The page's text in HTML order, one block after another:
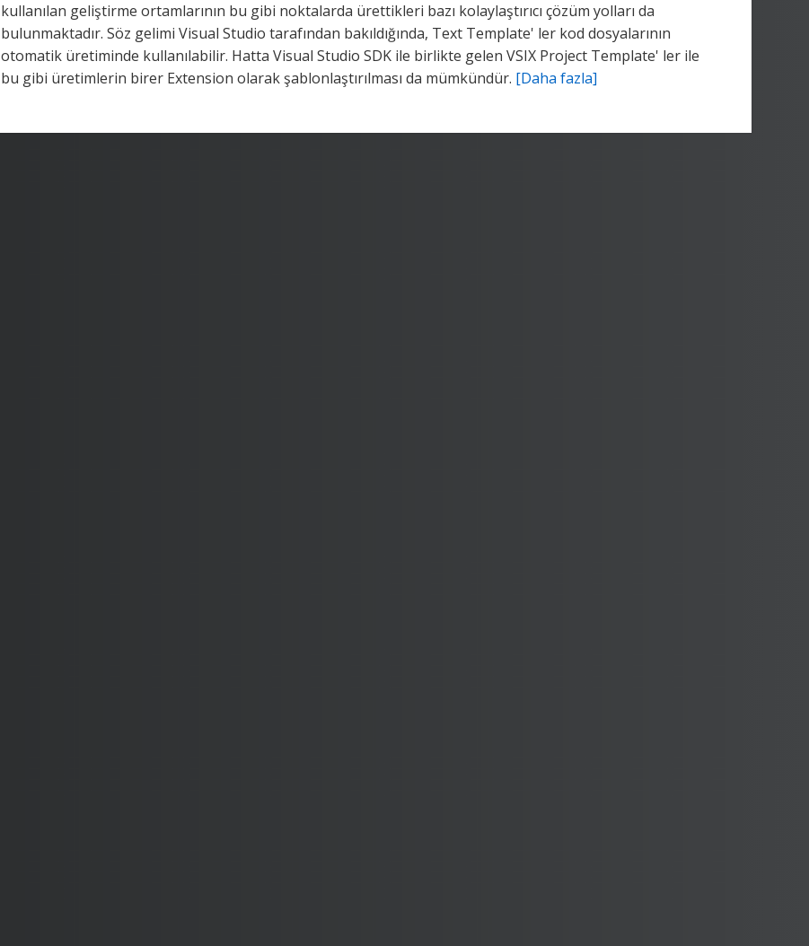
kullanılan geliştirme ortamlarının bu gibi noktalarda ürettikleri bazı kolaylaştırıcı çözüm yolları da
bulunmaktadır. Söz gelimi Visual Studio tarafından bakıldığında, Text Template' ler kod dosyalarının
otomatik üretiminde kullanılabilir. Hatta Visual Studio SDK ile birlikte gelen VSIX Project Template' ler ile
bu gibi üretimlerin birer Extension olarak şablonlaştırılması da mümkündür. [Daha fazla]